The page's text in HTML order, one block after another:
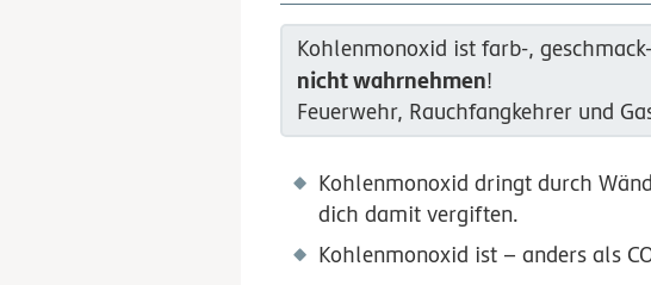
Kohlenmonoxid ist farb-,
nicht wahrnehmen!
Feuerwehr, Rauchfangkehrer und
Kohlenmonoxid dringt durch
dich damit vergiften.
Kohlenmonoxid ist – anders als